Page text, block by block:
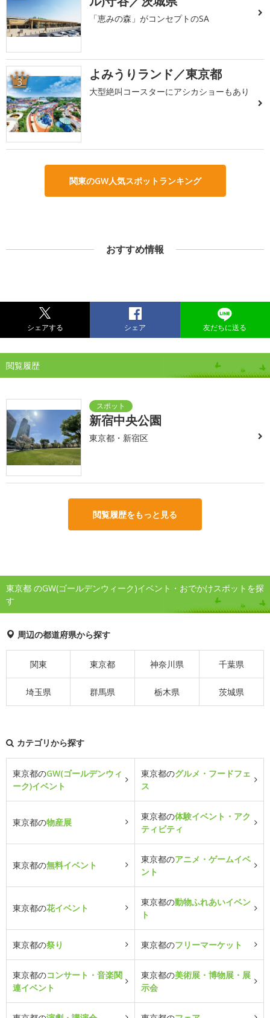
「恵みの森」がコンセプトのSA
3 よみうりランド／東京都
大型絶叫コースターにアシカショーもあり
関東のGW人気スポットランキング
おすすめ情報
シェアする シェア 友だちに送る
閲覧履歴
新宿中央公園
東京都・新宿区
閲覧履歴をもっと見る
東京都 のGW(ゴールデンウィーク)イベント・おでかけスポットを探
す
周辺の都道府県から探す
関東 東京都 神奈川県 千葉県
埼玉県 群馬県 栃木県 茨城県
カテゴリから探す
東京都のGW(ゴールデンウィ
ーク)イベント
東京都のグルメ・フードフェ
ス
東京都の物産展
東京都の体験イベント・アク
ティビティ
東京都の無料イベント
東京都のアニメ・ゲームイベ
ント
東京都の花イベント
東京都の動物ふれあいイベン
ト
東京都の祭り 東京都のフリーマーケット
東京都のコンサート・音楽関
連イベント
東京都の美術展・博物展・展
示会